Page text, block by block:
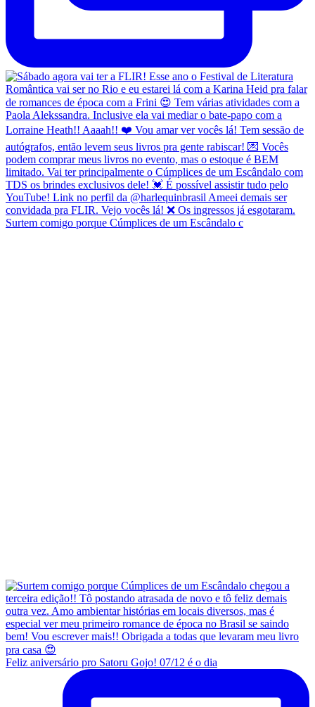
Surtem comigo porque Cúmplices de um Escândalo c
Feliz aniversário pro Satoru Gojo! 07/12 é o dia